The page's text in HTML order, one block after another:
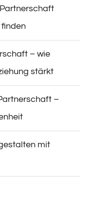
finden
– wie
stärkt
–
mit